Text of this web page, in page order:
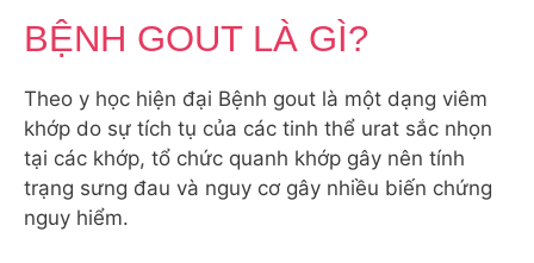
BỆNH GOUT LÀ GÌ?
Theo y học hiện đại Bệnh gout là một dạng viêm
khớp do sự tích tụ của các tinh thể urat sắc nhọn
tại các khớp, tổ chức quanh khớp gây nên tính
trạng sưng đau và nguy cơ gây nhiều biến chứng
nguy hiểm.